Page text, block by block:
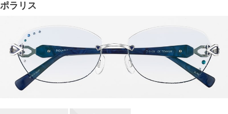
Q&A
お客さまの声
ポラリス